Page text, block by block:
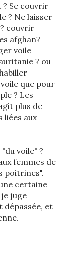
Se couvrir
? Ne laisser
couvrir
afghan?
voile
? ou
que pour
? Les
plus de
aux
voile" ?
femmes de
poitrines".
certaine
juge
et